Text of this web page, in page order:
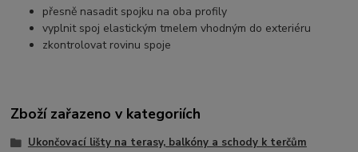
přesně nasadit spojku na oba profily
vyplnit spoj elastickým tmelem vhodným do exteriéru
zkontrolovat rovinu spoje
Zboží zařazeno v kategoriích
Ukončovací lišty na terasy, balkóny a schody k terčům